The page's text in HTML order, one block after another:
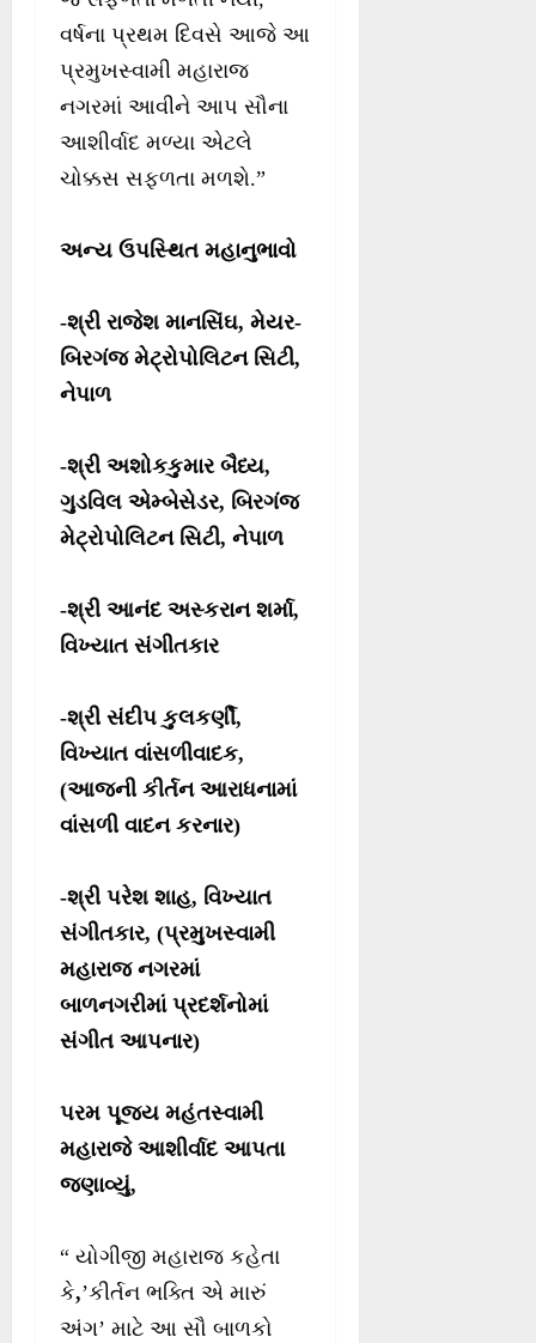
વર્ષના પ્રથમ દિવસે આજે આ
પ્રમુખસ્વામી મહારાજ
નગરમાં આવીને આપ સૌના
આશીર્વાદ મળ્યા એટલે
ચોક્કસ સફળતા મળશે.”
અન્ય ઉપસ્થિત મહાનુભાવો
-શ્રી રાજેશ માનસિંઘ, મેયર-
બિરગંજ મેટ્રોપોલિટન સિટી,
નેપાળ
-શ્રી અશોકકુમાર બૈધ્ય,
ગુડવિલ એમ્બેસેડર, બિરગંજ
મેટ્રોપોલિટન સિટી, નેપાળ
-શ્રી આનંદ અસ્કરાન શર્મા,
વિખ્યાત સંગીતકાર
-શ્રી સંદીપ કુલકર્ણી,
વિખ્યાત વાંસળીવાદક,
(આજની કીર્તન આરાધનામાં
વાંસળી વાદન કરનાર)
-શ્રી પરેશ શાહ, વિખ્યાત
સંગીતકાર, (પ્રમુખસ્વામી
મહારાજ નગરમાં
બાળનગરીમાં પ્રદર્શનોમાં
સંગીત આપનાર)
પરમ પૂજ્ય મહંતસ્વામી
મહારાજે આશીર્વાદ આપતા
જણાવ્યું,
“ યોગીજી મહારાજ કહેતા
કે,’કીર્તન ભક્તિ એ મારું
અંગ’ માટે આ સૌ બાળકો